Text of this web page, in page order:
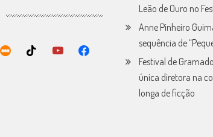
Leão de Ouro no
Anne Pinheiro
sequência de
Festival de
única diretora na
longa de ficção